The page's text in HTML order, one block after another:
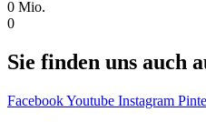
0 Mio.
0
Sie finden uns auch
FacebookYoutube Instagram